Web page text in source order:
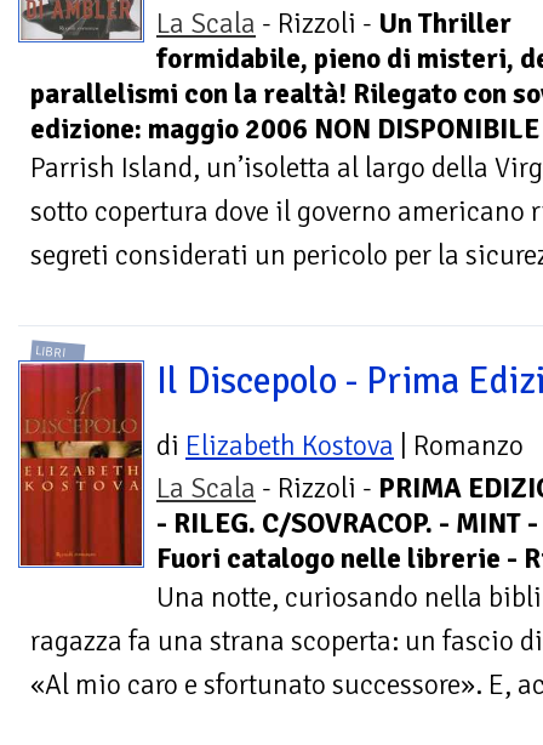
La Scala - Rizzoli - Un Thriller
formidabile, pieno di misteri,
parallelismi con la realtà! Rilegato con
edizione: maggio 2006 NON
Parrish Island, un’isoletta al largo della
sotto copertura dove il governo americano
segreti considerati un pericolo per la
LIBRI
Il Discepolo - Prima
di Elizabeth Kostova | Romanzo
La Scala - Rizzoli - PRIMA
- RILEG. C/SOVRACOP. - MINT -
Fuori catalogo nelle librerie -
Una notte, curiosando nella
ragazza fa una strana scoperta: un fascio
«Al mio caro e sfortunato successore». E,